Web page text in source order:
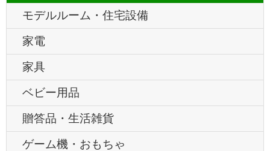
モデルルーム・住宅設備
家電
家具
ベビー用品
贈答品・生活雑貨
ゲーム機・おもちゃ